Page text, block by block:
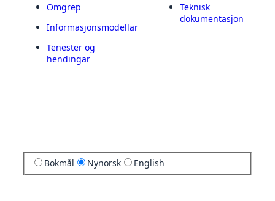
Omgrep
Informasjonsmodellar
Tenester og
hendingar
Teknisk
dokumentasjon
Bokmål Nynorsk English